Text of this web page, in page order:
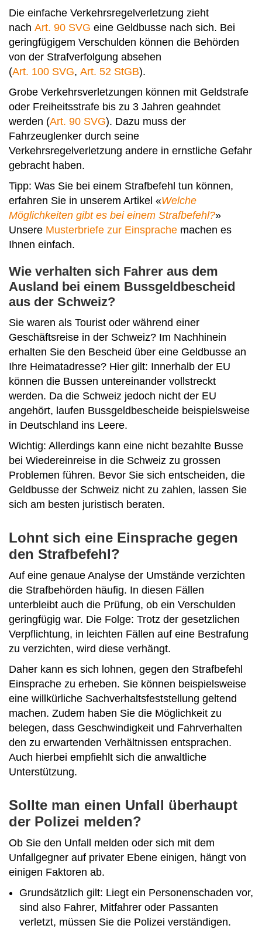
Die einfache Verkehrsregelverletzung zieht
nach Art. 90 SVG eine Geldbusse nach sich. Bei
geringfügigem Verschulden können die Behörden
von der Strafverfolgung absehen
(Art. 100 SVG, Art. 52 StGB).
Grobe Verkehrsverletzungen können mit Geldstrafe
oder Freiheitsstrafe bis zu 3 Jahren geahndet
werden (Art. 90 SVG). Dazu muss der
Fahrzeuglenker durch seine
Verkehrsregelverletzung andere in ernstliche Gefahr
gebracht haben.
Tipp: Was Sie bei einem Strafbefehl tun können,
erfahren Sie in unserem Artikel «Welche
Möglichkeiten gibt es bei einem Strafbefehl?»
Unsere Musterbriefe zur Einsprache machen es
Ihnen einfach.
Wie verhalten sich Fahrer aus dem
Ausland bei einem Bussgeldbescheid
aus der Schweiz?
Sie waren als Tourist oder während einer
Geschäftsreise in der Schweiz? Im Nachhinein
erhalten Sie den Bescheid über eine Geldbusse an
Ihre Heimatadresse? Hier gilt: Innerhalb der EU
können die Bussen untereinander vollstreckt
werden. Da die Schweiz jedoch nicht der EU
angehört, laufen Bussgeldbescheide beispielsweise
in Deutschland ins Leere.
Wichtig: Allerdings kann eine nicht bezahlte Busse
bei Wiedereinreise in die Schweiz zu grossen
Problemen führen. Bevor Sie sich entscheiden, die
Geldbusse der Schweiz nicht zu zahlen, lassen Sie
sich am besten juristisch beraten.
Lohnt sich eine Einsprache gegen
den Strafbefehl?
Auf eine genaue Analyse der Umstände verzichten
die Strafbehörden häufig. In diesen Fällen
unterbleibt auch die Prüfung, ob ein Verschulden
geringfügig war. Die Folge: Trotz der gesetzlichen
Verpflichtung, in leichten Fällen auf eine Bestrafung
zu verzichten, wird diese verhängt.
Daher kann es sich lohnen, gegen den Strafbefehl
Einsprache zu erheben. Sie können beispielsweise
eine willkürliche Sachverhaltsfeststellung geltend
machen. Zudem haben Sie die Möglichkeit zu
belegen, dass Geschwindigkeit und Fahrverhalten
den zu erwartenden Verhältnissen entsprachen.
Auch hierbei empfiehlt sich die anwaltliche
Unterstützung.
Sollte man einen Unfall überhaupt
der Polizei melden?
Ob Sie den Unfall melden oder sich mit dem
Unfallgegner auf privater Ebene einigen, hängt von
einigen Faktoren ab.
Grundsätzlich gilt: Liegt ein Personenschaden vor,
sind also Fahrer, Mitfahrer oder Passanten
verletzt, müssen Sie die Polizei verständigen.